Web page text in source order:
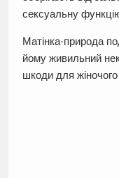
сексуальну
Матінка-природа
йому живильний
шкоди для жіночого